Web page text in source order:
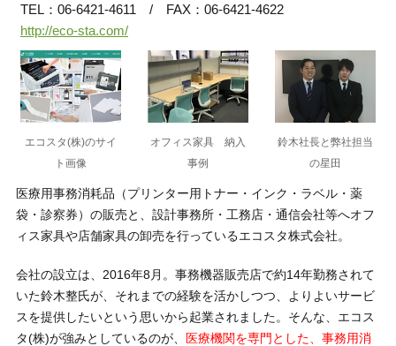
TEL：06-6421-4611 / FAX：06-6421-4622
http://eco-sta.com/
エコスタ(株)のサイ
ト画像
オフィス家具 納入
事例
鈴木社長と弊社担当
の星田
医療用事務消耗品（プリンター用トナー・インク・ラベル・薬
袋・診察券）の販売と、設計事務所・工務店・通信会社等へオフ
ィス家具や店舗家具の卸売を行っているエコスタ株式会社。
会社の設立は、2016年8月。事務機器販売店で約14年勤務されて
いた鈴木整氏が、それまでの経験を活かしつつ、よりよいサービ
スを提供したいという思いから起業されました。そんな、エコス
タ(株)が強みとしているのが、
医療機関を専門とした、事務用消